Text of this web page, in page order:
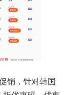
销，针对韩国